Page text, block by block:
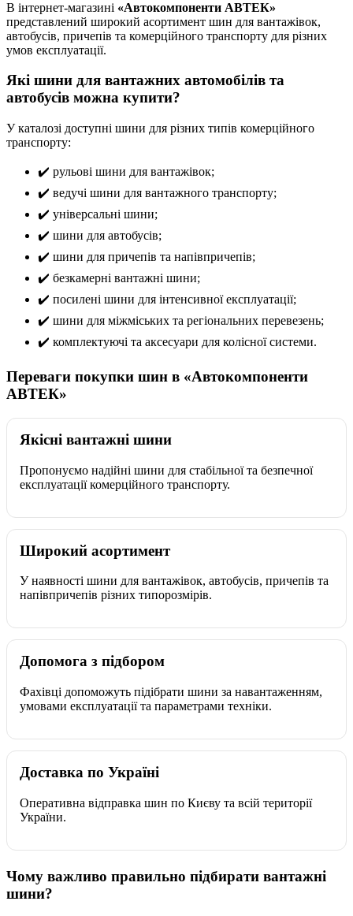
В інтернет-магазині «Автокомпоненти АВТЕК»
представлений широкий асортимент шин для вантажівок,
автобусів, причепів та комерційного транспорту для різних
умов експлуатації.
Які шини для вантажних автомобілів та
автобусів можна купити?
У каталозі доступні шини для різних типів комерційного
транспорту:
✔️ рульові шини для вантажівок;
✔️ ведучі шини для вантажного транспорту;
✔️ універсальні шини;
✔️ шини для автобусів;
✔️ шини для причепів та напівпричепів;
✔️ безкамерні вантажні шини;
✔️ посилені шини для інтенсивної експлуатації;
✔️ шини для міжміських та регіональних перевезень;
✔️ комплектуючі та аксесуари для колісної системи.
Переваги покупки шин в «Автокомпоненти
АВТЕК»
Якісні вантажні шини
Пропонуємо надійні шини для стабільної та безпечної
експлуатації комерційного транспорту.
Широкий асортимент
У наявності шини для вантажівок, автобусів, причепів та
напівпричепів різних типорозмірів.
Допомога з підбором
Фахівці допоможуть підібрати шини за навантаженням,
умовами експлуатації та параметрами техніки.
Доставка по Україні
Оперативна відправка шин по Києву та всій території
України.
Чому важливо правильно підбирати вантажні
шини?